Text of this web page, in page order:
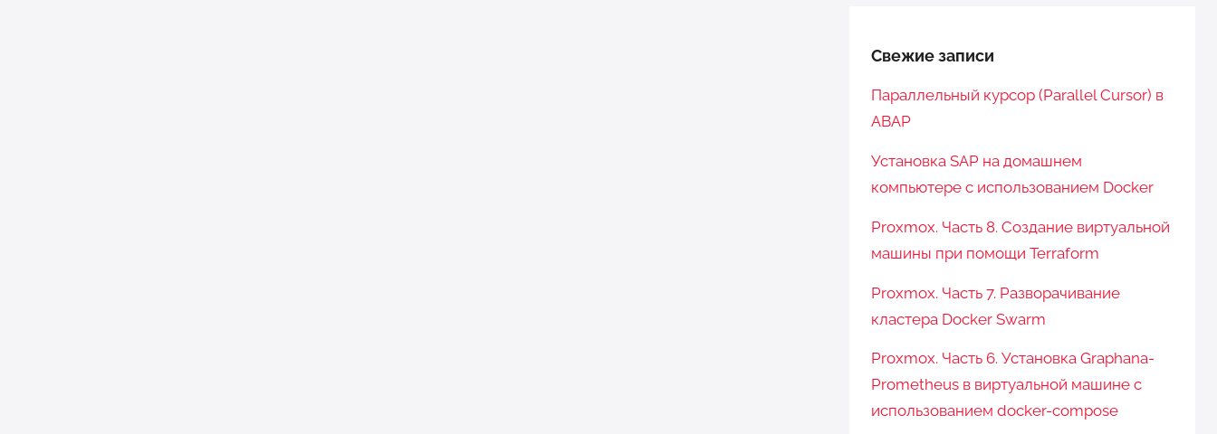
Свежие записи
Параллельный курсор (Parallel Cursor) в
ABAP
Установка SAP на домашнем
компьютере с использованием Docker
Proxmox. Часть 8. Создание виртуальной
машины при помощи Terraform
Proxmox. Часть 7. Разворачивание
кластера Docker Swarm
Proxmox. Часть 6. Установка Graphana-
Prometheus в виртуальной машине с
использованием docker-compose